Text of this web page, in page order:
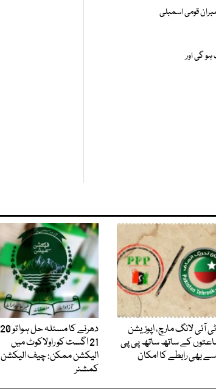
قومی اسمبلی
پر مشاورت ہو گی اور
آئی لانگ مارچ، اپوزیشن
کے ساتھ ساتھ پی پی
بھی رابطے کا امکان
21 اگست کو راولاکوٹ میں
الیکشن ممکن: چیف الیکشن
کمشنر